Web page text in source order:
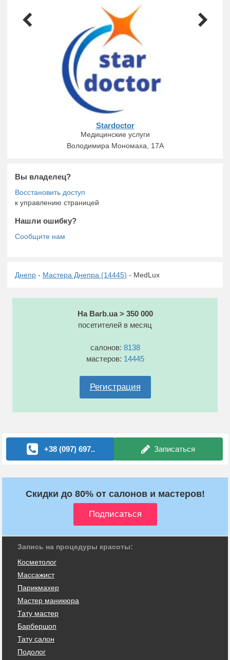
Stardoctor
Медицинские услуги
Володимира Мономаха, 17А
Вы владелец?
к управлению страницей
Нашли ошибку?
Днепр - Мастера Днепра (14445) - MedLux
На Barb.ua > 350 000
посетителей в месяц
салонов: 8138
мастеров: 14445
Регистрация
+38 (097) 697.. Записаться
Скидки до 80% от салонов и мастеров!
Запись на процедуры красоты:
Косметолог
Массажист
Парикмахер
Мастер маникюра
Тату мастер
Барбершоп
Тату салон
Подолог